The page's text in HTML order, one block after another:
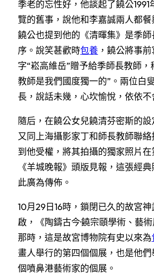
季老的忘性好，他談起了饒公1991
覽的舊事，說他和李嘉誠兩人都餐
饒公也提到他的《清暉集》是季
序。說笑甚歡時包養 ，饒公將事
字“崧高維岳”贈予給季師長教師，
教師是我們國度獨一的”。兩位白
長，說話未幾，心坎愉悅，依依不
隨后，在饒公女兒饒清芬密斯的設
又同上海攝影家丁和師長教師聯
到他受權，將其拍攝的獨家照片在
《羊城晚報》頭版見報，這張經
此廣為傳佈。
10月29日16時，鎖閉已久的故宮
啟，《陶鑄古今·饒宗頤學術、藝
那時，這是故宮博物院有史以來為
畫人舉行的第四個個展，也是他
個噴鼻港藝術家的個展。